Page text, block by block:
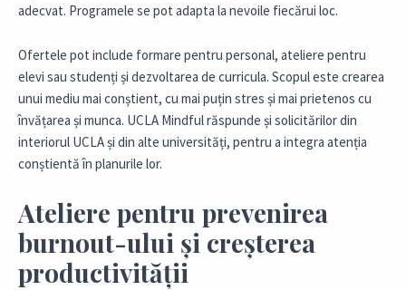
adecvat. Programele se pot adapta la nevoile fiecărui loc.
Ofertele pot include formare pentru personal, ateliere pentru
elevi sau studenți și dezvoltarea de curricula. Scopul este crearea
unui mediu mai conștient, cu mai puțin stres și mai prietenos cu
învățarea și munca. UCLA Mindful răspunde și solicitărilor din
interiorul UCLA și din alte universități, pentru a integra atenția
conștientă în planurile lor.
Ateliere pentru prevenirea
burnout-ului și creșterea
productivității